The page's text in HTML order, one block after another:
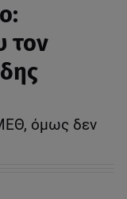
τον
όμως δεν